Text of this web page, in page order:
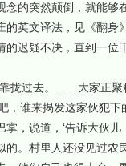
的突然颠倒，就能够
英文译法，见《翻身
迟疑不决，直到一
过去。……大家正聚
谁来揭发这家伙犯下
，说道，‘告诉大伙
的。村里人还没见过